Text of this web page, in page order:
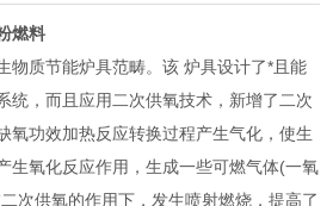
燃料
物质节能炉具范畴。该 炉具设计了*且能
统，而且应用二次供氧技术，新增了二次
氧功效加热反应转换过程产生气化，使生
生氧化反应作用，生成一些可燃气体(一氧
次供氧的作用下，发生喷射燃烧，提高了